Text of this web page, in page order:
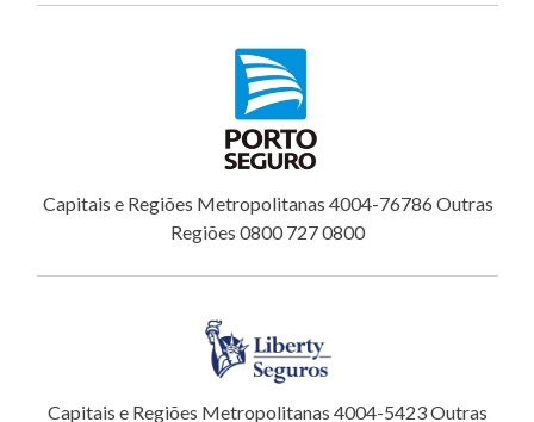
Capitais e Regiões Metropolitanas 4004-76786 Outras
Regiões 0800 727 0800
Capitais e Regiões Metropolitanas 4004-5423 Outras